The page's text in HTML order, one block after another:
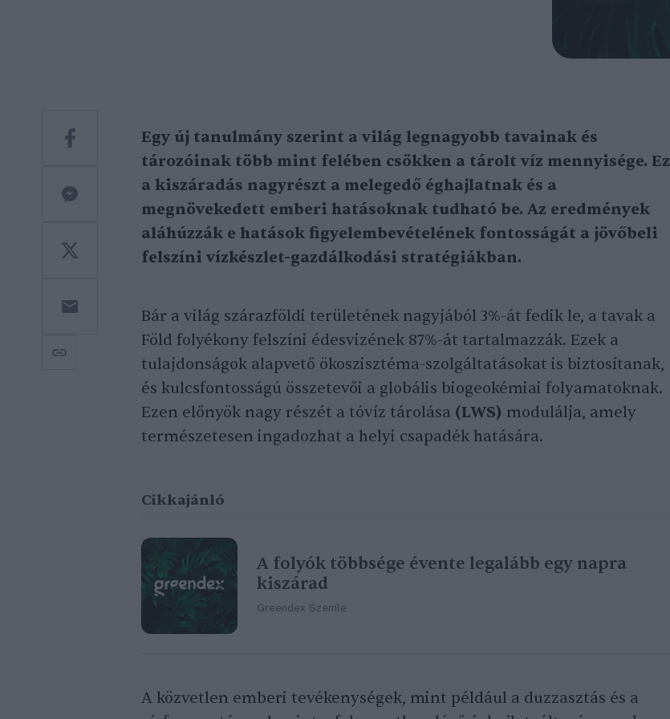
Egy új tanulmány szerint a világ legnagyobb tavainak és
tározóinak több mint felében csökken a tárolt víz mennyisége. Ez
a kiszáradás nagyrészt a melegedő éghajlatnak és a
megnövekedett emberi hatásoknak tudható be. Az eredmények
aláhúzzák e hatások figyelembevételének fontosságát a jövőbeli
felszíni vízkészlet-gazdálkodási stratégiákban.
Bár a világ szárazföldi területének nagyjából 3%-át fedik le, a tavak a
Föld folyékony felszíni édesvizének 87%-át tartalmazzák. Ezek a
tulajdonságok alapvető ökoszisztéma-szolgáltatásokat is biztosítanak,
és kulcsfontosságú összetevői a globális biogeokémiai folyamatoknak.
Ezen előnyök nagy részét a tóvíz tárolása (LWS) modulálja, amely
természetesen ingadozhat a helyi csapadék hatására.
Cikkajánló
A folyók többsége évente legalább egy napra
kiszárad
Greendex Szemle
A közvetlen emberi tevékenységek, mint például a duzzasztás és a